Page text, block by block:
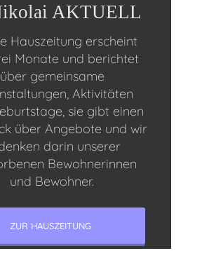
AKTUELL
Hauszeitung erscheint
Monate und berichtet
über gemeinsame
Aktivitäten
sie gibt einen
über Angebote und wir
darin unserer
Bewohnerinnen
und Bewohner.
ZUR HAUSZEITUNG